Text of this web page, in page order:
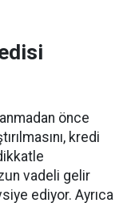
önce
kredi
vadeli gelir
ediyor. Ayrıca